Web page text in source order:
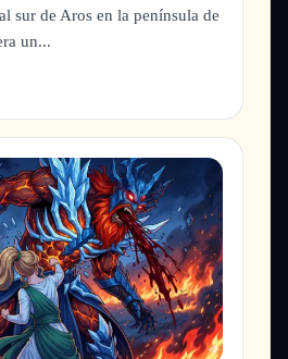
sur de Aros en la península de
un...